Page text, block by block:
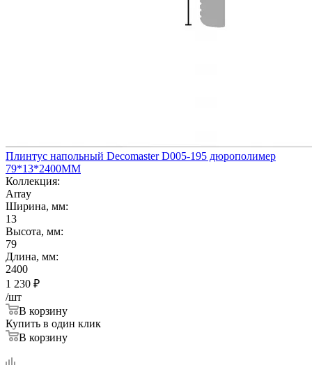
Плинтус напольный Decomaster D005-195 дюрополимер
79*13*2400ММ
Коллекция:
Array
Ширина, мм:
13
Высота, мм:
79
Длина, мм:
2400
1 230 ₽
/шт
В корзину
Купить в один клик
В корзину